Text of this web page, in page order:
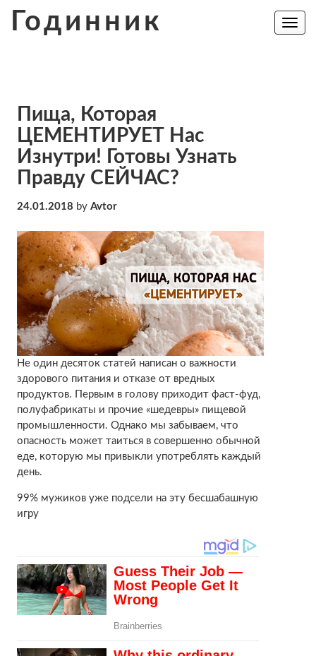
Годинник
Toggle
Пища, Которая
ЦЕМЕНТИРУЕТ Нас
Изнутри! Готовы Узнать
Правду СЕЙЧАС?
24.01.2018 by Avtor
Не один десяток статей написан о важности
здорового питания и отказе от вредных
продуктов. Первым в голову приходит фаст-фуд,
полуфабрикаты и прочие «шедевры» пищевой
промышленности. Однако мы забываем, что
опасность может таиться в совершенно обычной
еде, которую мы привыкли употреблять каждый
день.
99% мужиков уже подсели на эту бесшабашную
игру